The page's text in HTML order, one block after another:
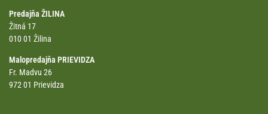
Predajňa ŽILINA
Žitná 17
010 01 Žilina
Malopredajňa PRIEVIDZA
Fr. Madvu 26
972 01 Prievidza